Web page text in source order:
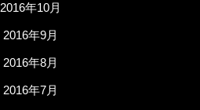
2016年10月
2016年9月
2016年8月
2016年7月